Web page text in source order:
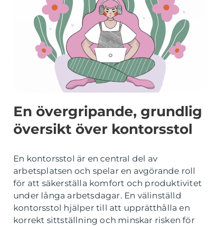
En övergripande, grundlig
översikt över kontorsstol
En kontorsstol är en central del av
arbetsplatsen och spelar en avgörande roll
för att säkerställa komfort och produktivitet
under långa arbetsdagar. En välinställd
kontorsstol hjälper till att upprätthålla en
korrekt sittställning och minskar risken för